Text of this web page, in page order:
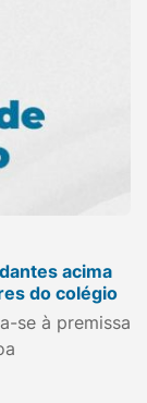
acima
do colégio
se à premissa